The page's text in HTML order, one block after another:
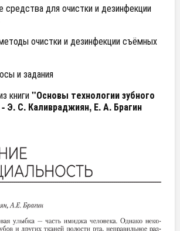
для очистки и дезинфекции
очистки и дезинфекции съёмных
и задания
книги"Основы технологии зубного
Э. С. Каливраджиян, Е. А. Брагин